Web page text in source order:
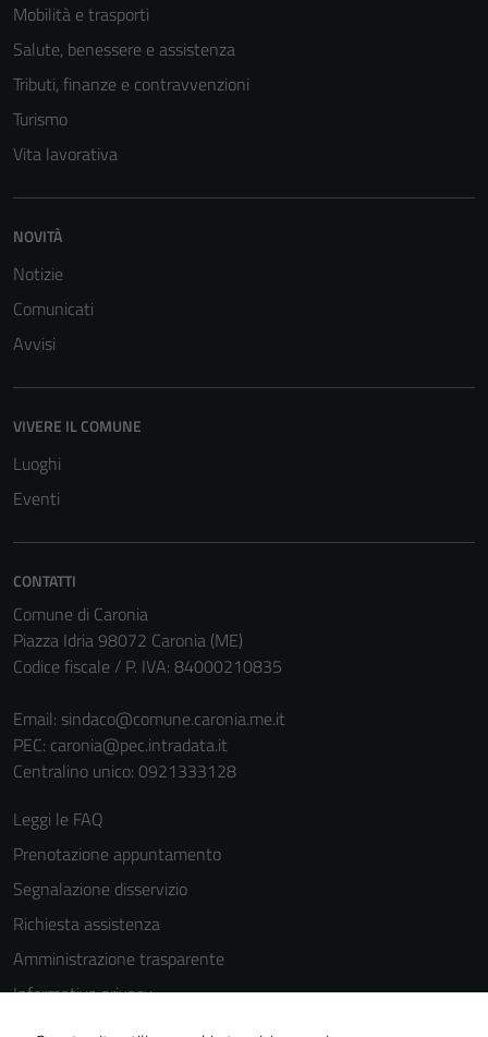
Mobilità e trasporti
Salute, benessere e assistenza
Tributi, finanze e contravvenzioni
Turismo
Vita lavorativa
NOVITÀ
Notizie
Comunicati
Avvisi
VIVERE IL COMUNE
Luoghi
Eventi
CONTATTI
Comune di Caronia
Piazza Idria 98072 Caronia (ME)
Codice fiscale / P. IVA: 84000210835
Email: sindaco@comune.caronia.me.it
PEC: caronia@pec.intradata.it
Centralino unico: 0921333128
Leggi le FAQ
Prenotazione appuntamento
Segnalazione disservizio
Richiesta assistenza
Amministrazione trasparente
Informativa privacy
Cookie Policy
del sito e non
informazioni